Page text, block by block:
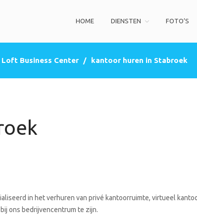
HOME DIENSTEN FOTO’S
Loft Business Center / kantoor huren in Stabroek
in het verhuren van privé kantoorruimte, virtueel
ons bedrijvencentrum te zijn.